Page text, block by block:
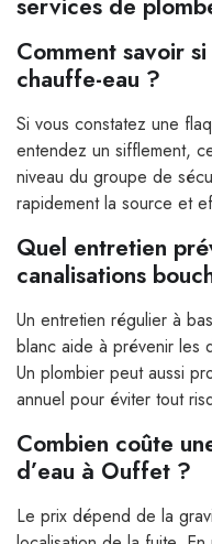
Comment savoir
chauffe-eau ?
Si vous constatez une
entendez un sifflement,
niveau du groupe de
rapidement la source et
Quel entretien
canalisations
Un entretien régulier à
blanc aide à prévenir les
Un plombier peut aussi
annuel pour éviter tout
Combien coûte
d’eau à Ouffet ?
Le prix dépend de la